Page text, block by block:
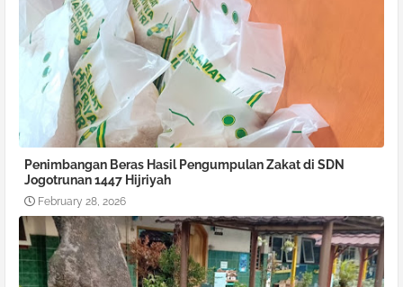
Penimbangan Beras Hasil Pengumpulan Zakat di SDN
Jogotrunan 1447 Hijriyah
February 28, 2026